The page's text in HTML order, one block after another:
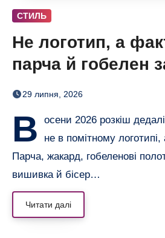
СТИЛЬ
Не логотип, а
парча й гобелен
нову розкіш осені
29 липня, 2026
В
осени 2026 розкіш
не в помітному логотипі,
Парча, жакард, гобеленові
вишивка й бісер…
Читати далі